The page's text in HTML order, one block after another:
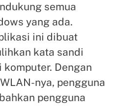
semua
yang ada.
ini dibuat
kata sandi
Dengan
nya, pengguna
pengguna